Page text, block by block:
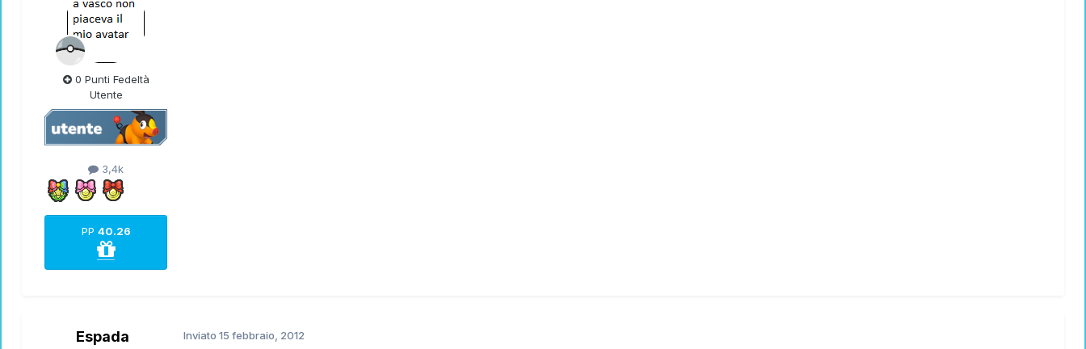
0 Punti Fedeltà
Utente
3,4k
PP 40.26
Espada Inviato 15 febbraio, 2012